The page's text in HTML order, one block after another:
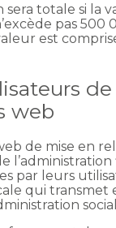
totale si la
pas 500
est
de
web
de mise en
l’administration
par leurs
qui transmet